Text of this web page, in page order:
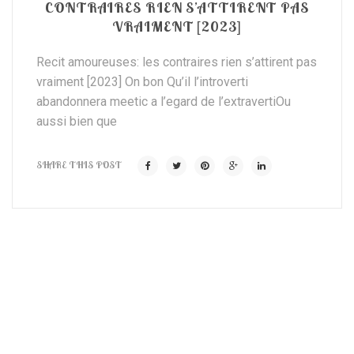
CONTRAIRES RIEN S’ATTIRENT PAS
VRAIMENT [2023]
Recit amoureuses: les contraires rien s’attirent pas
vraiment [2023] On bon Qu’il l’introverti
abandonnera meetic a l’egard de l’extravertiOu
aussi bien que
SHARE THIS POST